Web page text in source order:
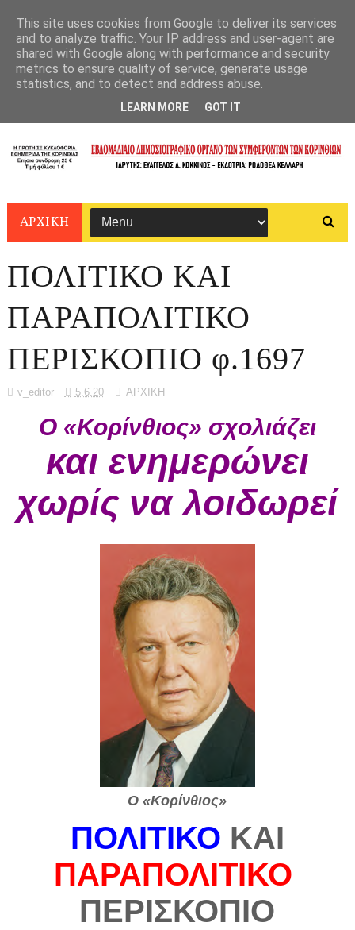
ΑΡΧΙΚΗ
ΠΟΛΙΤΙΚΟ ΚΑΙ
ΠΑΡΑΠΟΛΙΤΙΚΟ
ΠΕΡΙΣΚΟΠΙΟ φ.1697
v_editor 5.6.20 ΑΡΧΙΚΗ
Ο «Κορίνθιος» σχολιάζει
και ενημερώνει
χωρίς να λοιδωρεί
Ο «Κορίνθιος»
ΠΟΛΙΤΙΚΟ ΚΑΙ
ΠΑΡΑΠΟΛΙΤΙΚΟ
ΠΕΡΙΣΚΟΠΙΟ
This site uses cookies from Google to deliver its services
and to analyze traffic. Your IP address and user-agent are
shared with Google along with performance and security
metrics to ensure quality of service, generate usage
statistics, and to detect and address abuse.
LEARN MORE GOT IT